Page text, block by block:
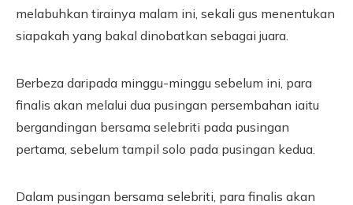
melabuhkan tirainya malam ini, sekali gus menentukan
siapakah yang bakal dinobatkan sebagai juara.
Berbeza daripada minggu-minggu sebelum ini, para
finalis akan melalui dua pusingan persembahan iaitu
bergandingan bersama selebriti pada pusingan
pertama, sebelum tampil solo pada pusingan kedua.
Dalam pusingan bersama selebriti, para finalis akan